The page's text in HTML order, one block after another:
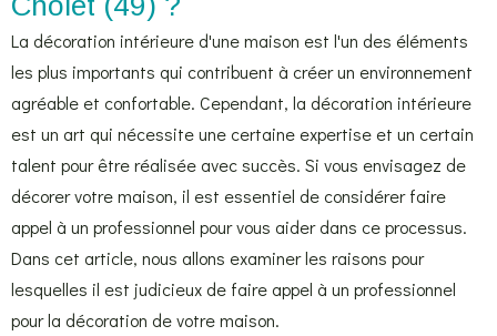
La décoration intérieure d'une maison est l'un des éléments
les plus importants qui contribuent à créer un environnement
agréable et confortable. Cependant, la décoration intérieure
est un art qui nécessite une certaine expertise et un certain
talent pour être réalisée avec succès. Si vous envisagez de
décorer votre maison, il est essentiel de considérer faire
appel à un professionnel pour vous aider dans ce processus.
Dans cet article, nous allons examiner les raisons pour
lesquelles il est judicieux de faire appel à un professionnel
pour la décoration de votre maison.